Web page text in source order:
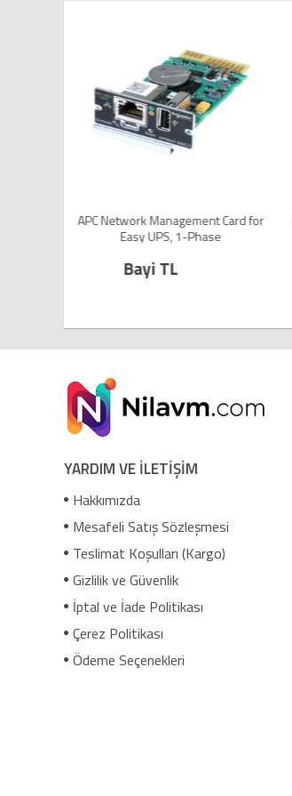
APC Network Management Card for
Easy UPS, 1-Phase
Bayi TL
YARDIM VE İLETİŞİM
Hakkımızda
Mesafeli Satış Sözleşmesi
Teslimat Koşulları (Kargo)
Gizlilik ve Güvenlik
İptal ve İade Politikası
Çerez Politikası
Ödeme Seçenekleri